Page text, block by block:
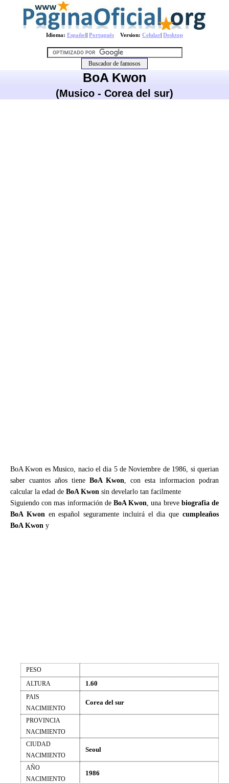
Idioma: Español| Português Version: Celular| Desktop
BoA Kwon
(Musico - Corea del sur)
BoA Kwon es Musico, nacio el dia 5 de Noviembre de 1986, si querian
saber cuantos años tiene BoA Kwon, con esta informacion podran
calcular la edad de BoA Kwon sin develarlo tan facilmente
Siguiendo con mas información de BoA Kwon, una breve biografia de
BoA Kwonen español seguramente incluirá el dia quecumpleaños
BoA Kwon y
PESO
ALTURA
1.60
PAIS
NACIMIENTO
Corea del sur
PROVINCIA
NACIMIENTO
CIUDAD
NACIMIENTO
Seoul
AÑO
NACIMIENTO
1986